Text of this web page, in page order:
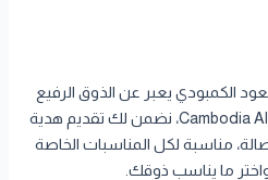
الكمبودي يعبر عن الذوق الرفيع
والاهتمام بالتفاصيل. في Cambodia Al Oud، نضمن لك تقديم هدية
مناسبة لكل المناسبات الخاصة
ما يناسب ذوقك.